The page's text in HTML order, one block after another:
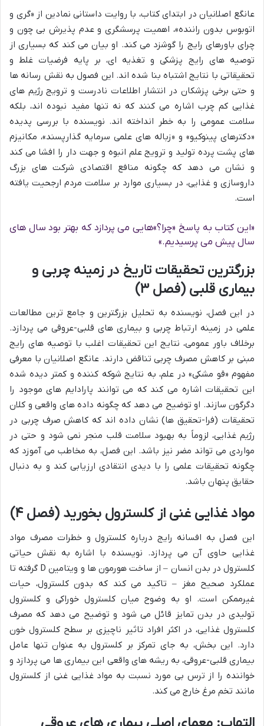
عانگع اصلانیان در ابتدای کتاب، با روایت داستانی نمادین از «گری و
اتوبوس بدون راننده»، اهمیت پرسشگری و عدم پذیرش بی چون و
چرای باورهای رایج را گوشزد می کند. او بیان می کند که بسیاری از
توصیه های رایج پزشکی و تغذیه ای، بر پایه فرضیات غلط و
تحقیقاتی با نتایج اشتباه بنا شده اند. این فصول به نقش رسانه ها
و حتی برخی پزشکان در انتشار اطلاعات نادرست و ترویج رژیم های
غذایی کم چرب اشاره می کنند که نه تنها مفید نبوده اند، بلکه
سلامت عمومی را به خطر انداخته اند. نویسنده با بررسی پدیده
«دکترهای پینوکیو» و «زباله های علمی سرمایه گذارپسند»، مکانیزم
های پشت پرده تولید و ترویج علم انبوه و جهت دار را افشا می کند
و نشان می دهد که چگونه منافع اقتصادی شرکت های بزرگ
داروسازی و غذایی، در بسیاری موارد بر سلامت مردم ارجحیت یافته
است.
«این کتاب به پاسخ «چرا؟»هایی می پردازد که بهتر بود سال های
سال پیش می پرسیدیم.»
بزرگترین تحقیقات تاریخ در زمینه چربی و
بیماری قلبی (فصل ۳)
در این فصل، نویسنده به تحلیل بزرگترین و جامع ترین مطالعات
علمی در زمینه ارتباط چربی و بیماری های قلبی-عروقی می پردازد.
برخلاف باور عمومی، نتایج این تحقیقات اغلب با توصیه های رایج
مبنی بر کاهش مصرف چربی تناقض دارند. عانگع اصلانیان با معرفی
مفهوم «قو مشکی» در علم، به نتایج شوکه کننده و کمتر دیده شده
این تحقیقات اشاره می کند که می توانند پارادایم های موجود را
دگرگون سازند. او توضیح می دهد که چگونه داده های واقعی و کلان
تحقیقات (فرا-تحقیق ها) نشان داده اند که کاهش صرف چربی در
رژیم غذایی، لزوماً به بهبود سلامت قلب منجر نمی شود و حتی در
مواردی می تواند مضر نیز باشد. این فصل، به مخاطب می آموزد که
چگونه تحقیقات علمی را با دیدی انتقادی ارزیابی کند و به دنبال
حقایق پنهان باشد.
مواد غذایی غنی از کلسترول بخورید (فصل ۴)
این فصل به افسانه رایج درباره کلسترول و خطرات مصرف مواد
غذایی حاوی آن می پردازد. نویسنده با اشاره به نقش حیاتی
کلسترول در بدن انسان – از ساخت هورمون ها و ویتامین D گرفته تا
عملکرد صحیح مغز – تاکید می کند که بدون کلسترول، حیات
غیرممکن است. او به وضوح میان کلسترول خوراکی و کلسترول
تولیدی در بدن تمایز قائل می شود و توضیح می دهد که مصرف
کلسترول غذایی، در اکثر افراد تاثیر ناچیزی بر سطح کلسترول خون
دارد. این بخش، به جای تمرکز بر کلسترول به عنوان تنها عامل
بیماری قلبی-عروقی، به ریشه های واقعی این بیماری ها می پردازد و
خواننده را از ترس بی مورد نسبت به مواد غذایی غنی از کلسترول
مانند تخم مرغ خارج می کند.